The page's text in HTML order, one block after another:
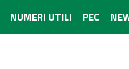
NUMERI UTILI PEC